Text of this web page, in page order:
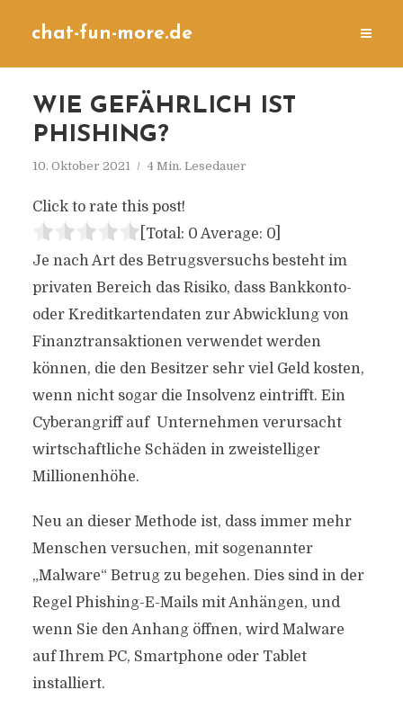
chat-fun-more.de
WIE GEFÄHRLICH IST
PHISHING?
10. Oktober 2021 4 Min. Lesedauer
Click to rate this post!
[Total: 0 Average: 0]
Je nach Art des Betrugsversuchs besteht im
privaten Bereich das Risiko, dass Bankkonto-
oder Kreditkartendaten zur Abwicklung von
Finanztransaktionen verwendet werden
können, die den Besitzer sehr viel Geld kosten,
wenn nicht sogar die Insolvenz eintrifft. Ein
Cyberangriff auf Unternehmen verursacht
wirtschaftliche Schäden in zweistelliger
Millionenhöhe.
Neu an dieser Methode ist, dass immer mehr
Menschen versuchen, mit sogenannter
„Malware“ Betrug zu begehen. Dies sind in der
Regel Phishing-E-Mails mit Anhängen, und
wenn Sie den Anhang öffnen, wird Malware
auf Ihrem PC, Smartphone oder Tablet
installiert.